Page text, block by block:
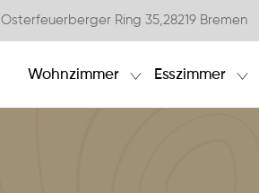
Osterfeuerberger Ring 35,28219 Bremen
Wohnzimmer Esszimmer